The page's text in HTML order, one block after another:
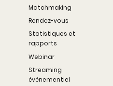
Matchmaking
Rendez-vous
Statistiques et
rapports
Webinar
Streaming
événementiel